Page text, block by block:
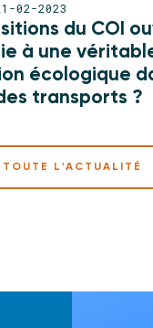
02-2023
du COI
à une
écologique
transports ?
TOUTE L'ACTUALITÉ